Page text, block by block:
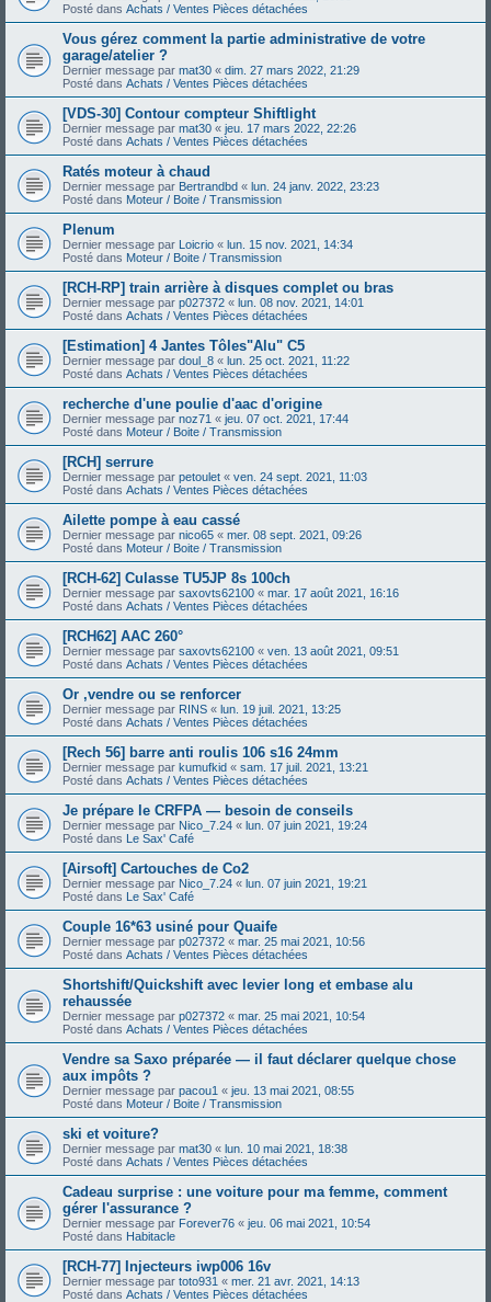
Posté dans Achats / Ventes Pièces détachées
Vous gérez comment la partie administrative de votre
garage/atelier ?
Dernier message par mat30 « dim. 27 mars 2022, 21:29
Posté dans Achats / Ventes Pièces détachées
[VDS-30] Contour compteur Shiftlight
Dernier message par mat30 « jeu. 17 mars 2022, 22:26
Posté dans Achats / Ventes Pièces détachées
Ratés moteur à chaud
Dernier message par Bertrandbd « lun. 24 janv. 2022, 23:23
Posté dans Moteur / Boite / Transmission
Plenum
Dernier message par Loicrio « lun. 15 nov. 2021, 14:34
Posté dans Moteur / Boite / Transmission
[RCH-RP] train arrière à disques complet ou bras
Dernier message par p027372 « lun. 08 nov. 2021, 14:01
Posté dans Achats / Ventes Pièces détachées
[Estimation] 4 Jantes Tôles"Alu" C5
Dernier message par doul_8 « lun. 25 oct. 2021, 11:22
Posté dans Achats / Ventes Pièces détachées
recherche d'une poulie d'aac d'origine
Dernier message par noz71 « jeu. 07 oct. 2021, 17:44
Posté dans Moteur / Boite / Transmission
[RCH] serrure
Dernier message par petoulet « ven. 24 sept. 2021, 11:03
Posté dans Achats / Ventes Pièces détachées
Ailette pompe à eau cassé
Dernier message par nico65 « mer. 08 sept. 2021, 09:26
Posté dans Moteur / Boite / Transmission
[RCH-62] Culasse TU5JP 8s 100ch
Dernier message par saxovts62100 « mar. 17 août 2021, 16:16
Posté dans Achats / Ventes Pièces détachées
[RCH62] AAC 260°
Dernier message par saxovts62100 « ven. 13 août 2021, 09:51
Posté dans Achats / Ventes Pièces détachées
Or ,vendre ou se renforcer
Dernier message par RINS « lun. 19 juil. 2021, 13:25
Posté dans Achats / Ventes Pièces détachées
[Rech 56] barre anti roulis 106 s16 24mm
Dernier message par kumufkid « sam. 17 juil. 2021, 13:21
Posté dans Achats / Ventes Pièces détachées
Je prépare le CRFPA — besoin de conseils
Dernier message par Nico_7.24 « lun. 07 juin 2021, 19:24
Posté dans Le Sax' Café
[Airsoft] Cartouches de Co2
Dernier message par Nico_7.24 « lun. 07 juin 2021, 19:21
Posté dans Le Sax' Café
Couple 16*63 usiné pour Quaife
Dernier message par p027372 « mar. 25 mai 2021, 10:56
Posté dans Achats / Ventes Pièces détachées
Shortshift/Quickshift avec levier long et embase alu
rehaussée
Dernier message par p027372 « mar. 25 mai 2021, 10:54
Posté dans Achats / Ventes Pièces détachées
Vendre sa Saxo préparée — il faut déclarer quelque chose
aux impôts ?
Dernier message par pacou1 « jeu. 13 mai 2021, 08:55
Posté dans Moteur / Boite / Transmission
ski et voiture?
Dernier message par mat30 « lun. 10 mai 2021, 18:38
Posté dans Achats / Ventes Pièces détachées
Cadeau surprise : une voiture pour ma femme, comment
gérer l'assurance ?
Dernier message par Forever76 « jeu. 06 mai 2021, 10:54
Posté dans Habitacle
[RCH-77] Injecteurs iwp006 16v
Dernier message par toto931 « mer. 21 avr. 2021, 14:13
Posté dans Achats / Ventes Pièces détachées